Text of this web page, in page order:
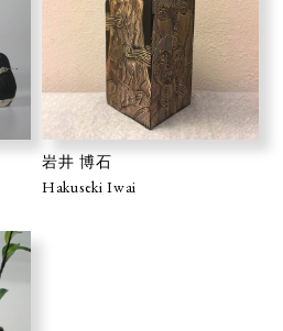
岩井 博石
Hakuseki Iwai